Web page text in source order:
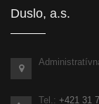
Duslo, a.s.
Tel.: +421 31